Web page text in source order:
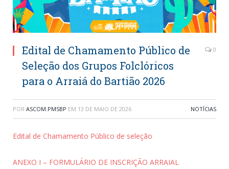
Edital de Chamamento Público de
Seleção dos Grupos Folclóricos
para o Arraiá do Bartião 2026
0
POR ASCOM.PMSBP EM 13 DE MAIO DE 2026 NOTÍCIAS
Edital de Chamamento Público de seleção
ANEXO I – FORMULÁRIO DE INSCRIÇÃO ARRAIAL